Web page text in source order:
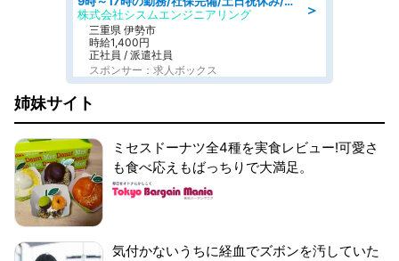
＞
株式会社シスムエンジニアリング
三重県 伊勢市
時給1,400円
正社員 / 派遣社員
スポンサー：求人ボックス
姉妹サイト
ミセスドーナツ全4種を実食レビュー!可愛さ
も食べ応えもばっちりで大満足。
気付かないうちに経血でズボンを汚していた